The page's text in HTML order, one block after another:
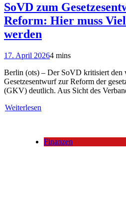
SoVD zum
Reform: Hier muss
werden
17. April 20264 mins
Berlin (ots) – Der SoVD kritisiert den
Gesetzesentwurf zur Reform der
(GKV) deutlich. Aus Sicht des
Weiterlesen
Finanzen